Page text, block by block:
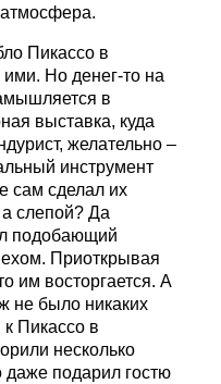
Пикассо в
Но денег-то на
в
выставка, куда
желательно –
инструмент
сам сделал их
слепой? Да
подобающий
Приоткрывая
им восторгается. А
не было никаких
Пикассо в
несколько
даже подарил гостю